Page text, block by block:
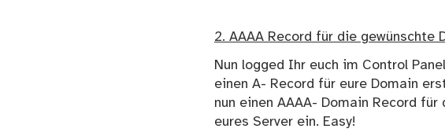
2. AAAA Record für die gewünschte
Nun logged Ihr euch im Control
einen A- Record für eure Domain
nun einen AAAA- Domain Record
eures Server ein. Easy!